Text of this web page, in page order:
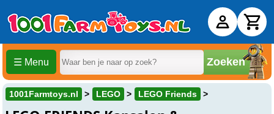
☰ Menu Zoeken
1001Farmtoys.nl LEGO LEGO Friends